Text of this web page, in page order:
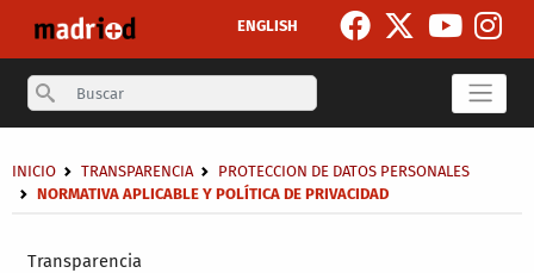
ENGLISH
Search
Transparencia
Sobrescribir enlaces de ayuda a la navegación
INICIO TRANSPARENCIA
PROTECCION DE DATOS PERSONALES
NORMATIVA APLICABLE Y POLÍTICA DE PRIVACIDAD